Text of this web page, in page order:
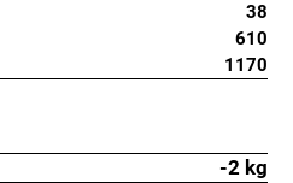
38
610
1170
-2 kg